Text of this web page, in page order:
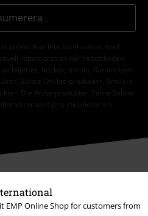
EMP Online Shop for customers from
online. Kan inte kombineras med
rabatt dras av när rabattkoden
biljetter, böcker, media, Rammstein-
Böhse Onklez-produkter, Broilers-
Die Ärzte-produkter, Feine Sahne
varor vars pris inkluderar en
dig